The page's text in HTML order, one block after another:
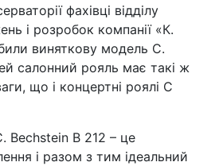
фахівці відділу
і розробок компанії «К.
виняткову модель C.
салонний рояль має такі ж
що і концертні роялі C
Bechstein B 212 – це
і разом з тим ідеальний